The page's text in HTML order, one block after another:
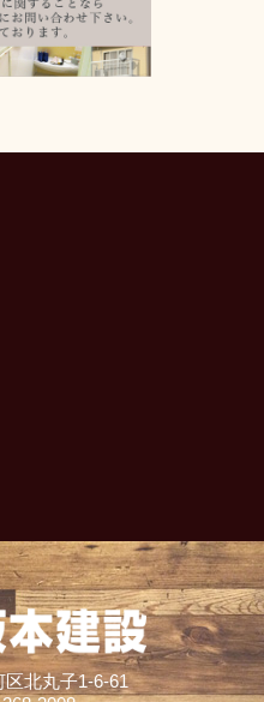
北丸子1-6-61